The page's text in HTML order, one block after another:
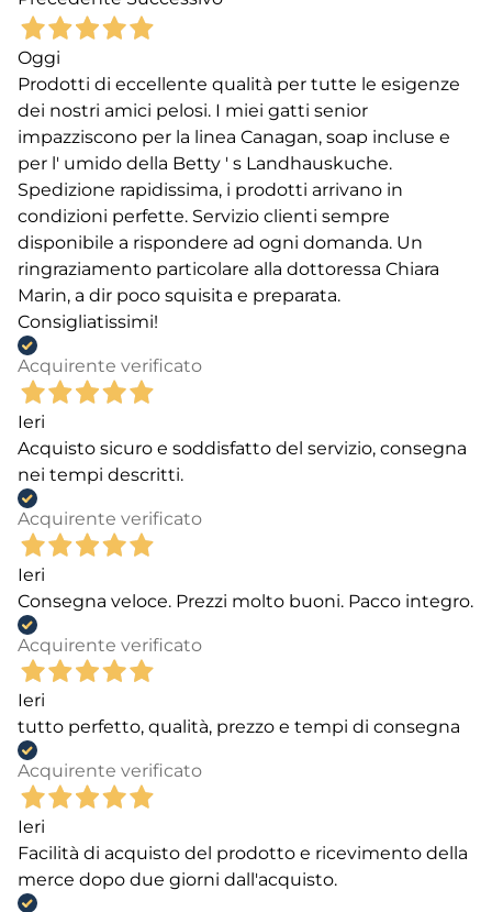
Oggi
Prodotti di eccellente qualità per tutte le esigenze
dei nostri amici pelosi. I miei gatti senior
impazziscono per la linea Canagan, soap incluse e
per l' umido della Betty ' s Landhauskuche.
Spedizione rapidissima, i prodotti arrivano in
condizioni perfette. Servizio clienti sempre
disponibile a rispondere ad ogni domanda. Un
ringraziamento particolare alla dottoressa Chiara
Marin, a dir poco squisita e preparata.
Consigliatissimi!
Acquirente verificato
Ieri
Acquisto sicuro e soddisfatto del servizio, consegna
nei tempi descritti.
Acquirente verificato
Ieri
Consegna veloce. Prezzi molto buoni. Pacco integro.
Acquirente verificato
Ieri
tutto perfetto, qualità, prezzo e tempi di consegna
Acquirente verificato
Ieri
Facilità di acquisto del prodotto e ricevimento della
merce dopo due giorni dall'acquisto.